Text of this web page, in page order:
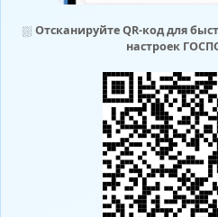
⛆ Отсканируйте QR-код для
настроек